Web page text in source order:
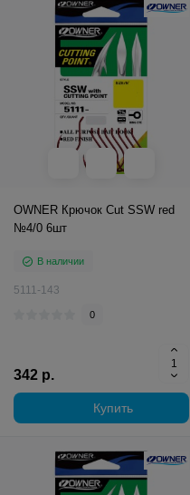
OWNER Крючок Cut SSW red
№4/0 6шт
В наличии
5111-143
0
342 р.
Купить